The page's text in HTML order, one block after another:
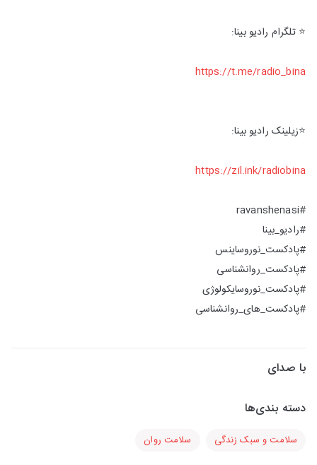
⭐️ تلگرام رادیو بینا:
https://t.me/radio_bina
⭐️زیلینک رادیو بینا:
https://zil.ink/radiobina
#ravanshenasi
#رادیو_بینا
#پادکست_نوروساینس
#پادکست_روانشناسی
#پادکست_نوروسایکولوژی
#پادکست_های_روانشناسی
با صدای
دسته بندی‌ها
سلامت و سبک زندگی سلامت روان